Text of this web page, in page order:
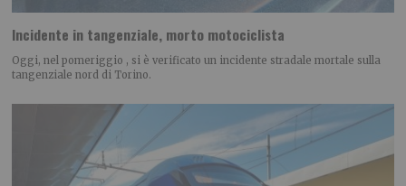
Incidente in tangenziale, morto motociclista
Oggi, nel pomeriggio , si è verificato un incidente stradale mortale sulla
tangenziale nord di Torino.